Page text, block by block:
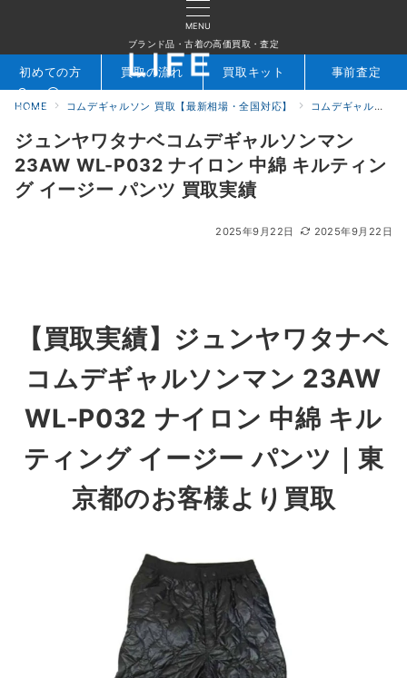
MENU
ブランド品・古着の高価買取・査定
検索 お問合せ
初めての方 買取の流れ 買取キット 事前査定
HOME コムデギャルソン 買取【最新相場・全国対応】 コムデギャルソン買取実績｜ブランド古着専門店LIFE
ジュンヤワタナベコムデギャルソンマン
23AW WL-P032 ナイロン 中綿 キルティン
グ イージー パンツ 買取実績
2025年9月22日 2025年9月22日
【買取実績】 ジュンヤワタナベ
コムデギャルソンマン 23AW
WL-P032 ナイロン 中綿 キル
ティング イージー パンツ ｜東
京都のお客様より買取